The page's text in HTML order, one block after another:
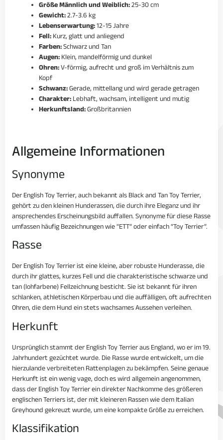
Größe Männlich und Weiblich:25-30 cm
Gewicht:2.7-3.6 kg
Lebenserwartung:12-15 Jahre
Fell:Kurz, glatt und anliegend
Farben:Schwarz und Tan
Augen:Klein, mandelförmig und dunkel
Ohren:V-förmig, aufrecht und groß im Verhältnis zum
Kopf
Schwanz:Gerade, mittellang und wird gerade getragen
Charakter:Lebhaft, wachsam, intelligent und mutig
Herkunftsland:Großbritannien
Allgemeine Informationen
Synonyme
Der English Toy Terrier, auch bekannt als Black and Tan Toy Terrier,
gehört zu den kleinen Hunderassen, die durch ihre Eleganz und ihr
ansprechendes Erscheinungsbild auffallen. Synonyme für diese Rasse
umfassen häufig Bezeichnungen wie “ETT” oder einfach “Toy Terrier”.
Rasse
Der English Toy Terrier ist eine kleine, aber robuste Hunderasse, die
durch ihr glattes, kurzes Fell und die charakteristische schwarze und
tan (lohfarbene) Fellzeichnung besticht. Sie ist bekannt für ihren
schlanken, athletischen Körperbau und die auffälligen, oft aufrechten
Ohren, die dem Hund ein stets wachsames Aussehen verleihen.
Herkunft
Ursprünglich stammt der English Toy Terrier aus England, wo er im 19.
Jahrhundert gezüchtet wurde. Die Rasse wurde entwickelt, um die
hierzulande verbreiteten Rattenplagen zu bekämpfen. Seine genaue
Herkunft ist ein wenig vage, doch es wird allgemein angenommen,
dass der English Toy Terrier ein direkter Nachkomme des größeren
englischen Terriers ist, der mit kleineren Rassen wie dem Italian
Greyhound gekreuzt wurde, um eine kompakte Größe zu erreichen.
Klassifikation